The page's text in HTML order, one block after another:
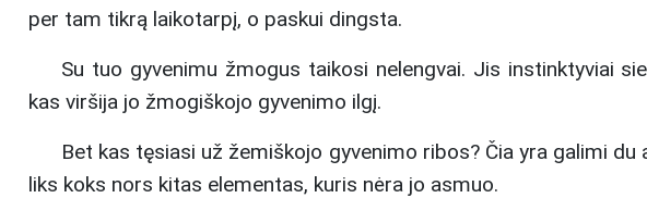
per tam tikrą laikotarpį, o paskui dingsta.
Su tuo gyvenimu žmogus taikosi nelengvai. Jis instinktyviai
kas viršija jo žmogiškojo gyvenimo ilgį.
Bet kas tęsiasi už žemiškojo gyvenimo ribos? Čia yra galimi
liks koks nors kitas elementas, kuris nėra jo asmuo.